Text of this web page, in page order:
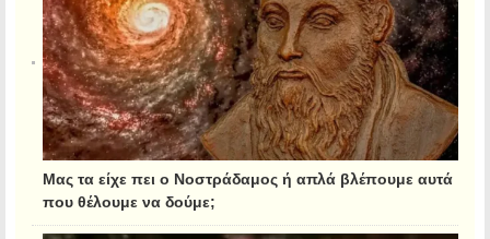
Μας τα είχε πει ο Νοστράδαμος ή απλά βλέπουμε αυτά
που θέλουμε να δούμε;